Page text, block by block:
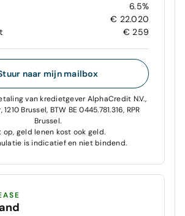
6.5%
€ 22.020
€ 259
naar mijn mailbox
van kredietgever AlphaCredit N.V.,
Brussel, BTW BE 0445.781.316, RPR
Brussel.
op, geld lenen kost ook geld.
is indicatief en niet bindend.